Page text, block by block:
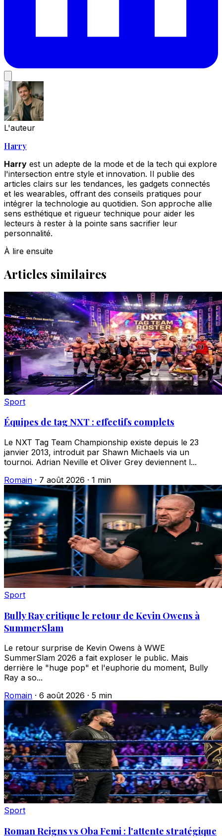
L'auteur
Harry
Harry est un adepte de la mode et de la tech qui explore
l'intersection entre style et innovation. Il publie des
articles clairs sur les tendances, les gadgets connectés
et les wearables, offrant des conseils pratiques pour
intégrer la technologie au quotidien. Son approche allie
sens esthétique et rigueur technique pour aider les
lecteurs à rester à la pointe sans sacrifier leur
personnalité.
À lire ensuite
Articles similaires
Sport
Équipes de tag NXT : effectifs complets
Le NXT Tag Team Championship existe depuis le 23
janvier 2013, introduit par Shawn Michaels via un
tournoi. Adrian Neville et Oliver Grey deviennent l...
Romain · 7 août 2026 · 1 min
Sport
Bully Ray critique le retour de Kevin Owens à
SummerSlam
Le retour surprise de Kevin Owens à WWE
SummerSlam 2026 a fait exploser le public. Mais
derrière le "huge pop" et l'euphorie du moment, Bully
Ray a so...
Romain · 6 août 2026 · 5 min
Sport
Roman Reigns vs Oba Femi : l'attente stratégique